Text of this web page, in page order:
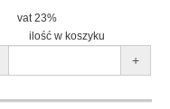
vat 23%
ilość w koszyku
+